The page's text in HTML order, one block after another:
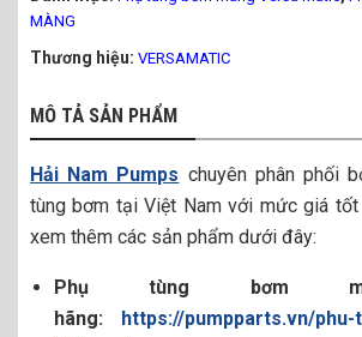
MÀNG
Thương hiệu: VERSAMATIC
MÔ TẢ SẢN PHẨM
Hải Nam Pumps chuyên phân phối
tùng bơm tại Việt Nam với mức giá tốt
xem thêm các sản phẩm dưới đây:
Phụ tùng bơm
hãng: https://pumpparts.vn/phu-